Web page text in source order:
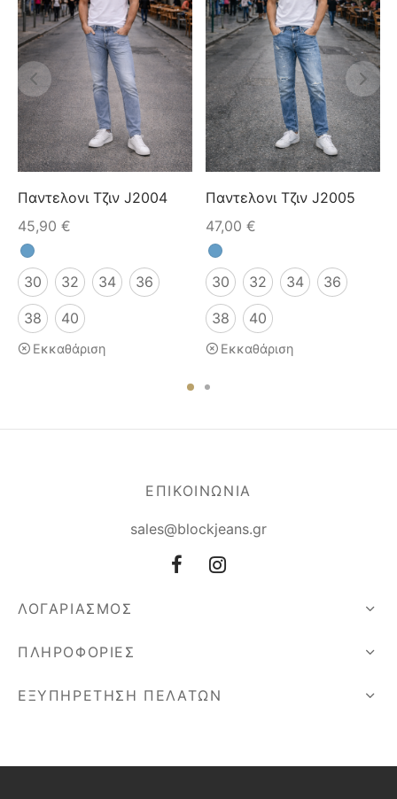
Παντελονι Τζιν J2004
45,90 €
30 32 34 36
38 40
Εκκαθάριση
Παντελονι Τζιν J2005
47,00 €
30 32 34 36
38 40
Εκκαθάριση
ΕΠΙΚΟΙΝΩΝΙΑ
sales@blockjeans.gr
ΛΟΓΑΡΙΑΣΜΟΣ
ΠΛΗΡΟΦΟΡΙΕΣ
ΕΞΥΠΗΡΕΤΗΣΗ ΠΕΛΑΤΩΝ